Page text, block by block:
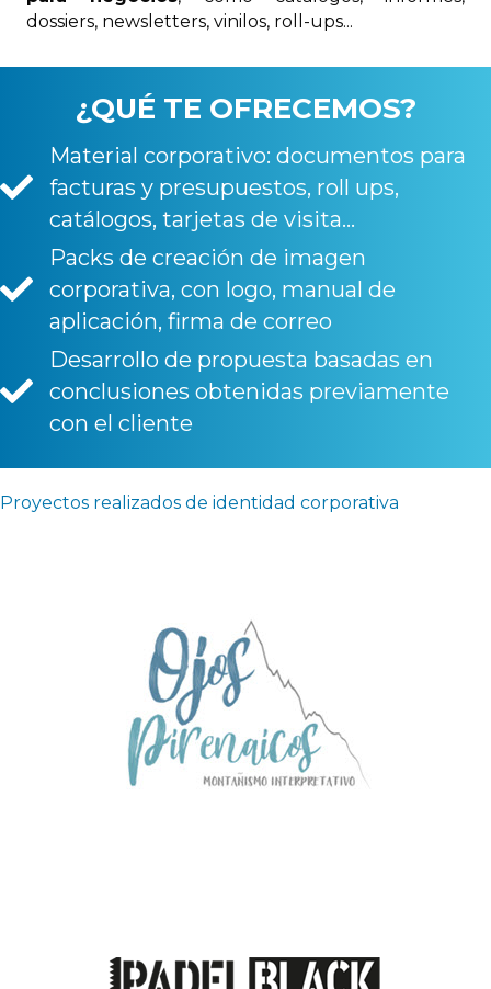
dossiers, newsletters, vinilos, roll-ups...
¿QUÉ TE OFRECEMOS?
Material corporativo: documentos para
facturas y presupuestos, roll ups,
catálogos, tarjetas de visita...
Packs de creación de imagen
corporativa, con logo, manual de
aplicación, firma de correo
Desarrollo de propuesta basadas en
conclusiones obtenidas previamente
con el cliente
Proyectos realizados de identidad corporativa